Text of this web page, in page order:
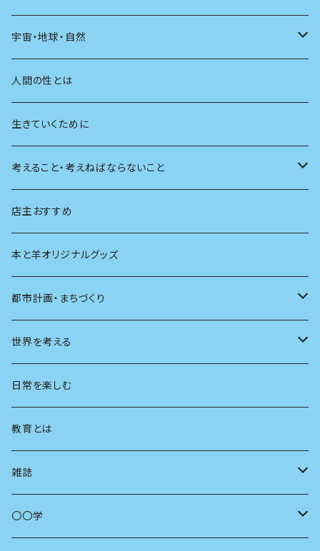
友達
学校
宇宙・地球・自然
動物
植物
天体
生物
人間の性とは
生きていくために
考えること・考えねばならないこと
創元社 シリーズ「あいだで考える」
店主おすすめ
本と羊オリジナルグッズ
都市計画・まちづくり
都市
地方
まちづくり
コミュニティ
商いとは
世界を考える
思想
日常を楽しむ
教育とは
雑誌
母の友
〇〇学